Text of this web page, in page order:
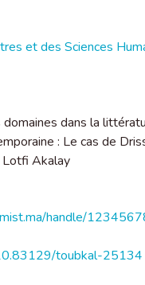
et des Sciences
dans la
: Le cas de
Lotfi Akalay
handle/
toubkal-25134